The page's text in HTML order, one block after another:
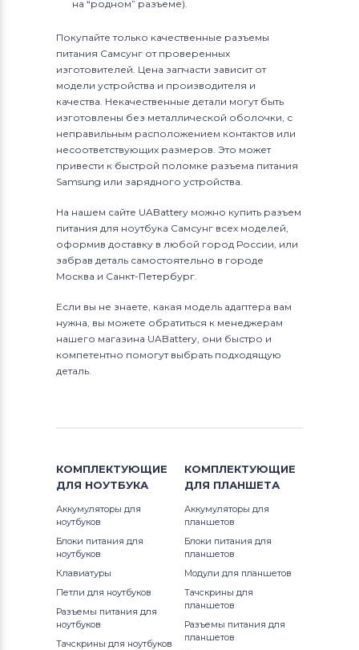
на “родном” разъеме).
Покупайте только качественные разъемы
питания Самсунг от проверенных
изготовителей. Цена запчасти зависит от
модели устройства и производителя и
качества. Некачественные детали могут быть
изготовлены без металлической оболочки, с
неправильным расположением контактов или
несоответствующих размеров. Это может
привести к быстрой поломке разъема питания
Samsung или зарядного устройства.
На нашем сайте UABattery можно купить разъем
питания для ноутбука Самсунг всех моделей,
оформив доставку в любой город России, или
забрав деталь самостоятельно в городе
Москва и Санкт-Петербург.
Если вы не знаете, какая модель адаптера вам
нужна, вы можете обратиться к менеджерам
нашего магазина UABattery, они быстро и
компетентно помогут выбрать подходящую
деталь.
КОМПЛЕКТУЮЩИЕ
ДЛЯ НОУТБУКА
Аккумуляторы для
ноутбуков
Блоки питания для
ноутбуков
Клавиатуры
Петли для ноутбуков
Разъемы питания для
ноутбуков
Тачскрины для ноутбуков
КОМПЛЕКТУЮЩИЕ
ДЛЯ ПЛАНШЕТА
Аккумуляторы для
планшетов
Блоки питания для
планшетов
Модули для планшетов
Тачскрины для
планшетов
Разъемы питания для
планшетов